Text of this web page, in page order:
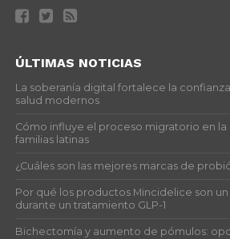
ÚLTIMAS NOTICIAS
La soberanía digital fortalece la
salud modernos
Cómo influye el proceso migratorio en la
familias latinas
¿Cuáles son las mejores marcas de
Por qué los productos Mincidelice son
durante un tratamiento GLP-1
Bichectomía y aumento de pómulos: